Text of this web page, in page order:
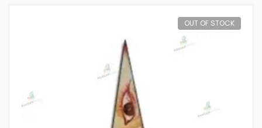
OUT OF STOCK